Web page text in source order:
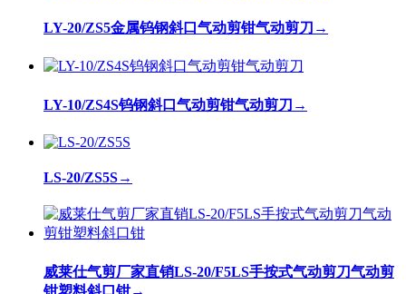
LY-20/ZS5金属钨钢斜口气动剪钳气动剪刀 →
LY-10/ZS4S钨钢斜口气动剪钳气动剪刀 →
LS-20/ZS5S→
威莱仕气剪厂家直销LS-20/F5LS手按式气动剪刀气动剪
钳塑料斜口钳→